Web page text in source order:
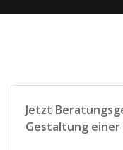
Jetzt
Gestaltung einer